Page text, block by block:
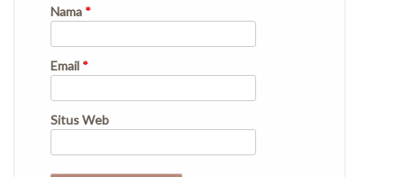
Nama *
Email *
Situs Web